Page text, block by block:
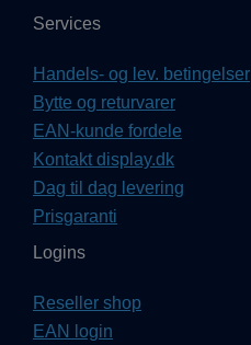
Services
Handels- og lev. betingelser
Bytte og returvarer
EAN-kunde fordele
Kontakt display.dk
Dag til dag levering
Prisgaranti
Logins
Reseller shop
EAN login